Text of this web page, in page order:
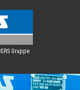
Gruppe